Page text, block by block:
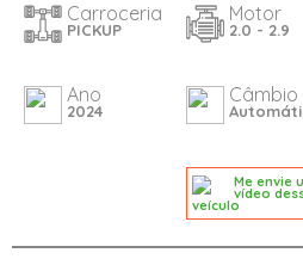
Carroceria
PICKUP
Motor
2.0 - 2.9
Ano
2024
Câmbio
Me envie
vídeo
veículo